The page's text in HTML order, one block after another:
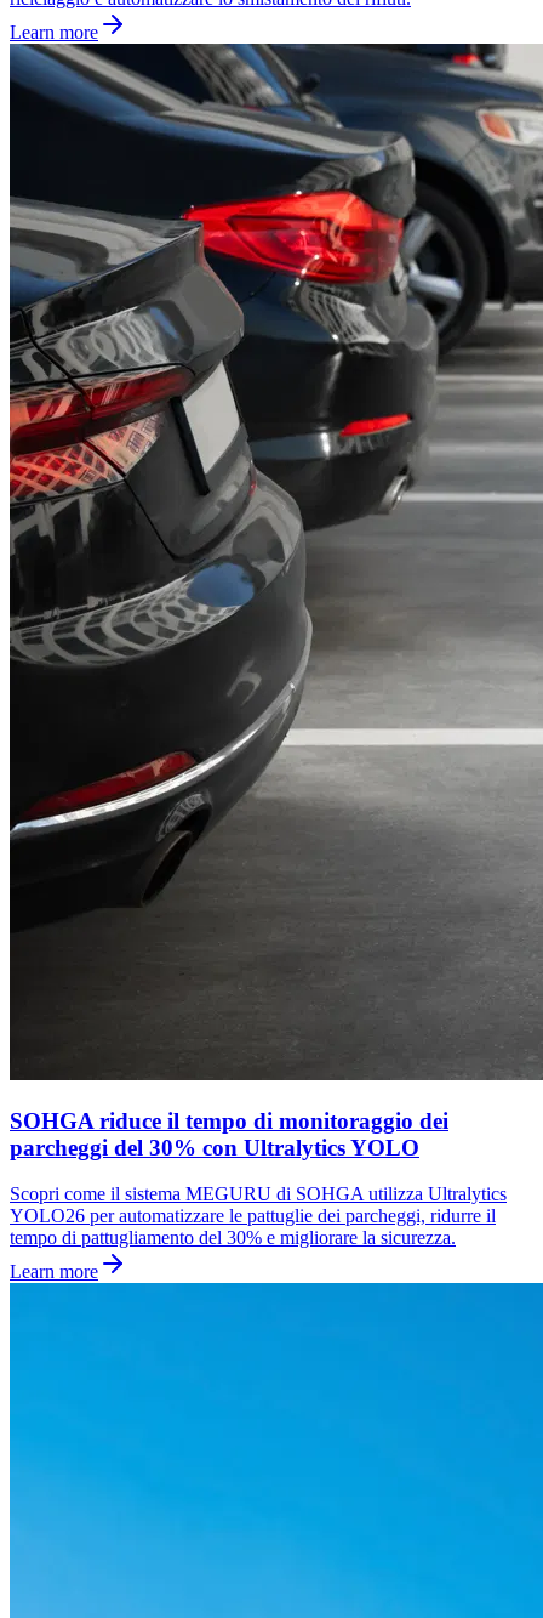
Learn more
SOHGA riduce il tempo di monitoraggio dei
parcheggi del 30% con Ultralytics YOLO
Scopri come il sistema MEGURU di SOHGA utilizza Ultralytics
YOLO26 per automatizzare le pattuglie dei parcheggi, ridurre il
tempo di pattugliamento del 30% e migliorare la sicurezza.
Learn more